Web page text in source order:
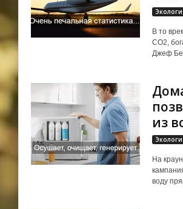
В то
СО2,
Джеф
из
На
воду